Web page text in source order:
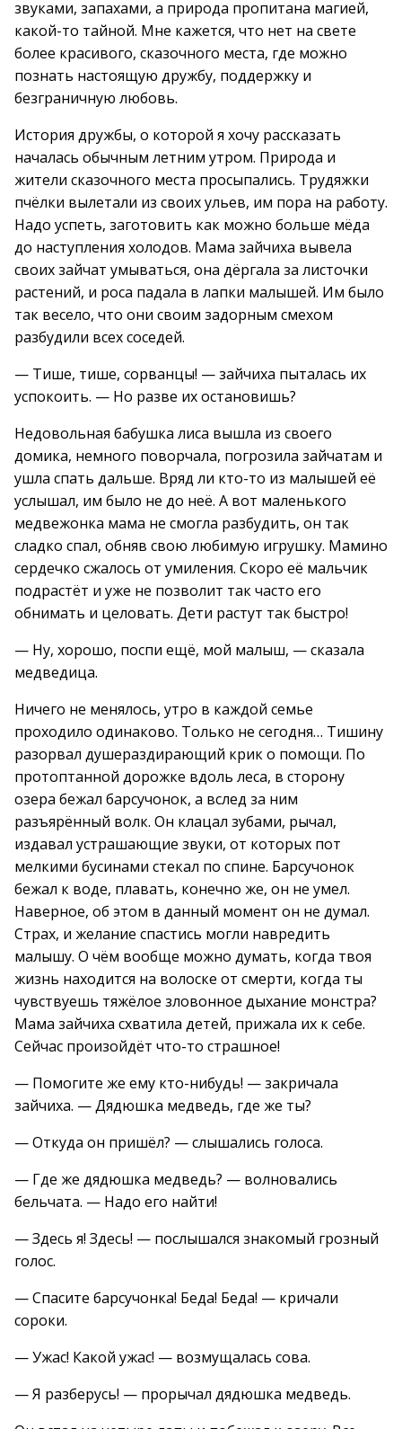
звуками, запахами, а природа пропитана магией,
какой-то тайной. Мне кажется, что нет на свете
более красивого, сказочного места, где можно
познать настоящую дружбу, поддержку и
безграничную любовь.
История дружбы, о которой я хочу рассказать
началась обычным летним утром. Природа и
жители сказочного места просыпались. Трудяжки
пчёлки вылетали из своих ульев, им пора на работу.
Надо успеть, заготовить как можно больше мёда
до наступления холодов. Мама зайчиха вывела
своих зайчат умываться, она дёргала за листочки
растений, и роса падала в лапки малышей. Им было
так весело, что они своим задорным смехом
разбудили всех соседей.
— Тише, тише, сорванцы! — зайчиха пыталась их
успокоить. — Но разве их остановишь?
Недовольная бабушка лиса вышла из своего
домика, немного поворчала, погрозила зайчатам и
ушла спать дальше. Вряд ли кто-то из малышей её
услышал, им было не до неё. А вот маленького
медвежонка мама не смогла разбудить, он так
сладко спал, обняв свою любимую игрушку. Мамино
сердечко сжалось от умиления. Скоро её мальчик
подрастёт и уже не позволит так часто его
обнимать и целовать. Дети растут так быстро!
— Ну, хорошо, поспи ещё, мой малыш, — сказала
медведица.
Ничего не менялось, утро в каждой семье
проходило одинаково. Только не сегодня… Тишину
разорвал душераздирающий крик о помощи. По
протоптанной дорожке вдоль леса, в сторону
озера бежал барсучонок, а вслед за ним
разъярённый волк. Он клацал зубами, рычал,
издавал устрашающие звуки, от которых пот
мелкими бусинами стекал по спине. Барсучонок
бежал к воде, плавать, конечно же, он не умел.
Наверное, об этом в данный момент он не думал.
Страх, и желание спастись могли навредить
малышу. О чём вообще можно думать, когда твоя
жизнь находится на волоске от смерти, когда ты
чувствуешь тяжёлое зловонное дыхание монстра?
Мама зайчиха схватила детей, прижала их к себе.
Сейчас произойдёт что-то страшное!
— Помогите же ему кто-нибудь! — закричала
зайчиха. — Дядюшка медведь, где же ты?
— Откуда он пришёл? — слышались голоса.
— Где же дядюшка медведь? — волновались
бельчата. — Надо его найти!
— Здесь я! Здесь! — послышался знакомый грозный
голос.
— Спасите барсучонка! Беда! Беда! — кричали
сороки.
— Ужас! Какой ужас! — возмущалась сова.
— Я разберусь! — прорычал дядюшка медведь.